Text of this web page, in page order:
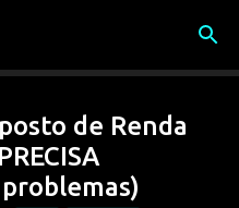
principal
de Renda